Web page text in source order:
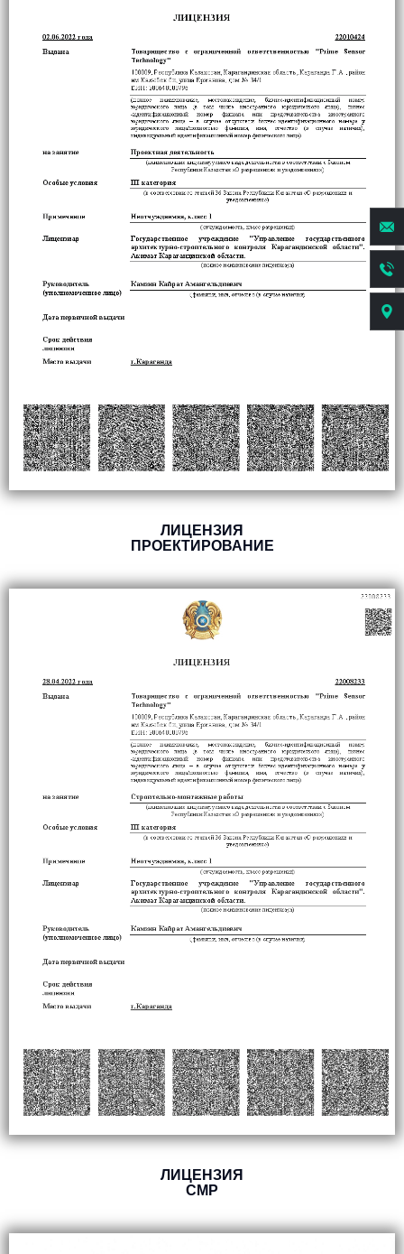
ЛИЦЕНЗИЯ
ПРОЕКТИРОВАНИЕ
ЛИЦЕНЗИЯ
СМР